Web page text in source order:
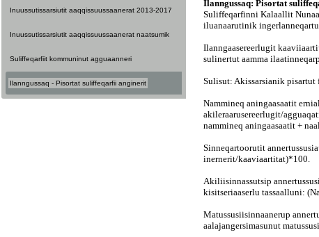
Inuussutissarsiutit aaqqissuussaanerat 2013-2017
Inuussutissarsiutit aaqqissuussaanerat naatsumik
Suliffeqarfiit kommuninut agguaanneri
Ilanngussaq - Pisortat suliffeqarfii anginerit